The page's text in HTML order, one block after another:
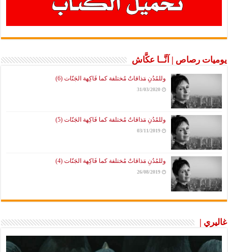
يوميات رصاص | آنَّــا عكَّاش
وللمُدُنِ مَذاقاتٌ مُختلفة كما فَاكِهة الجَنّات (6)
31/03/2020
وللمُدُنِ مَذاقاتٌ مُختلفة كما فَاكِهة الجَنّات (5)
03/11/2019
وللمُدُنِ مَذاقاتٌ مُختلفة كما فَاكِهة الجَنّات (4)
26/08/2019
غاليري |